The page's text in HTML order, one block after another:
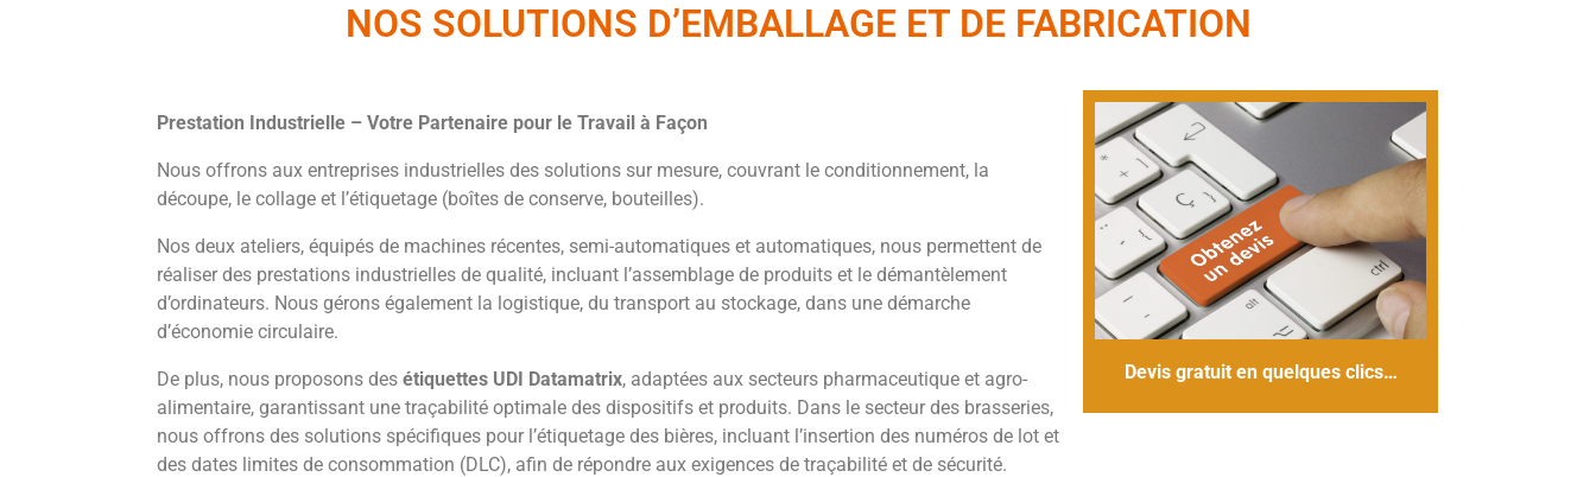
NOS SOLUTIONS D’EMBALLAGE ET DE FABRICATION
Prestation Industrielle – Votre Partenaire pour le Travail à Façon
Nous offrons aux entreprises industrielles des solutions sur mesure, couvrant le conditionnement, la
découpe, le collage et l’étiquetage (boîtes de conserve, bouteilles).
Nos deux ateliers, équipés de machines récentes, semi-automatiques et automatiques, nous permettent de
réaliser des prestations industrielles de qualité, incluant l’assemblage de produits et le démantèlement
d’ordinateurs. Nous gérons également la logistique, du transport au stockage, dans une démarche
d’économie circulaire.
De plus, nous proposons des étiquettes UDI Datamatrix, adaptées aux secteurs pharmaceutique et agro-
alimentaire, garantissant une traçabilité optimale des dispositifs et produits. Dans le secteur des brasseries,
nous offrons des solutions spécifiques pour l’étiquetage des bières, incluant l’insertion des numéros de lot et
des dates limites de consommation (DLC), afin de répondre aux exigences de traçabilité et de sécurité.
Devis gratuit en quelques clics…